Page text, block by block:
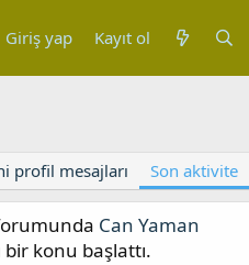
Giriş yap Kayıt ol
profil mesajları Son aktivite
Can Yaman
bir konu başlattı.